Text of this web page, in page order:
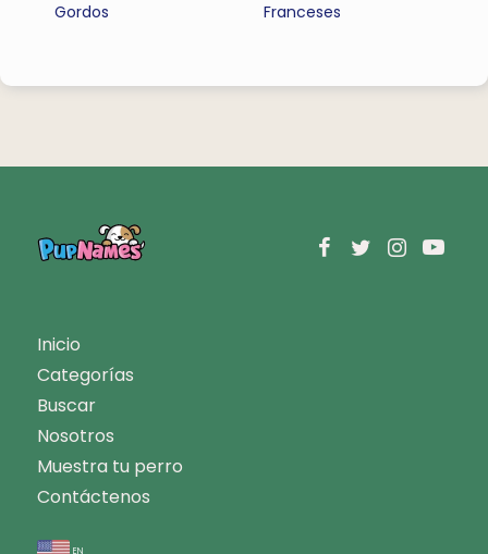
Gordos
Franceses
Inicio
Categorías
Buscar
Nosotros
Muestra tu perro
Contáctenos
en